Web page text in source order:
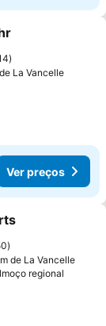
La Vancelle
Ver preços
de La Vancelle
regional